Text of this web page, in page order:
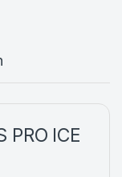
PRO ICE